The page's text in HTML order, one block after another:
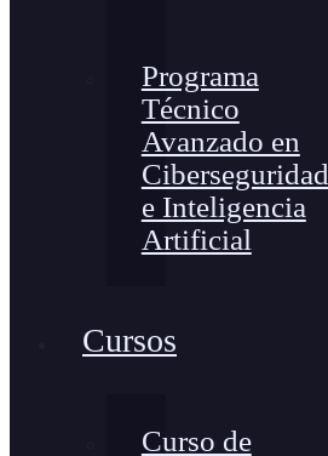
Programa
Técnico
Avanzado en
Ciberseguridad
e Inteligencia
Artificial
Cursos
Curso de